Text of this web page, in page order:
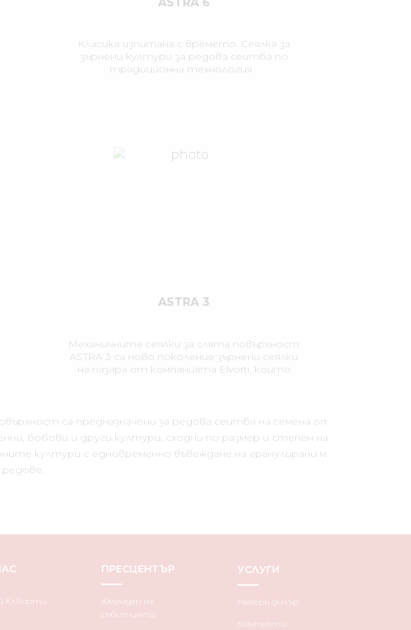
Класика изпитана с времето. Сеялка за
зърнени култури за редова сеитба по
традиционна технология
ASTRA 3
Механичните сеялки за слята повърхност
ASTRA 3 са ново поколение зърнени сеялки
на пазара от компанията Elvorti, които
са предназначени за редова сеитба на семена от житни,
бобови и други култури, сходни по размер и степен на засяване
култури с едновременно въвеждане на гранулирани минерални
Елворти
ПРЕСЦЕНТЪР
Календар на
събитията
УСЛУГИ
Намери дилър
Контакти